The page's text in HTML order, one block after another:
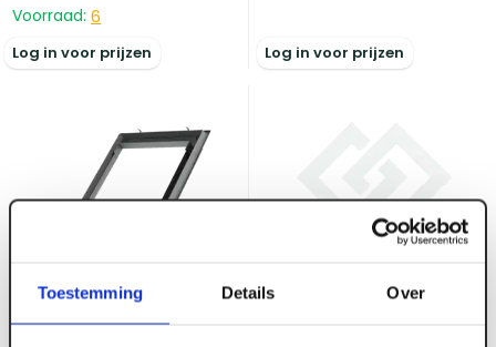
Toestemming Details Over
Voorraad: 6
Log in voor prijzen Log in voor prijzen
ART004406
ART005705